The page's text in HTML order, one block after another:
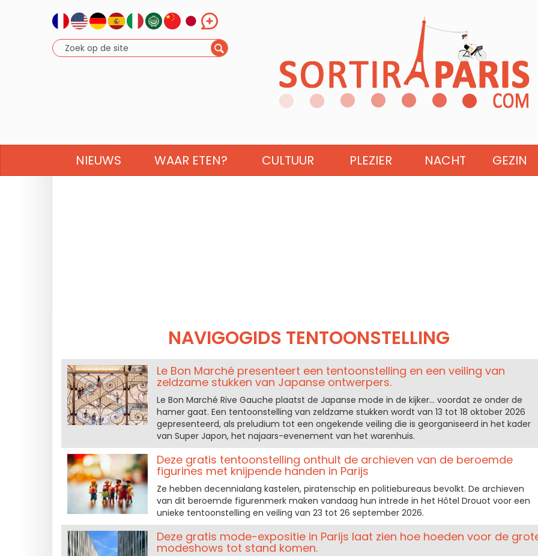
NIEUWS WAAR ETEN? CULTUUR PLEZIER NACHT GEZIN
NAVIGOGIDS TENTOONSTELLING
Le Bon Marché presenteert een tentoonstelling en een veiling van
zeldzame stukken van Japanse ontwerpers.
Le Bon Marché Rive Gauche plaatst de Japanse mode in de kijker... voordat ze onder de
hamer gaat. Een tentoonstelling van zeldzame stukken wordt van 13 tot 18 oktober 2026
gepresenteerd, als preludium tot een ongekende veiling die is georganiseerd in het kader
van Super Japon, het najaars-evenement van het warenhuis.
Deze gratis tentoonstelling onthult de archieven van de beroemde
figurines met knijpende handen in Parijs
Ze hebben decennialang kastelen, piratenschip en politiebureaus bevolkt. De archieven
van dit beroemde figurenmerk maken vandaag hun intrede in het Hôtel Drouot voor een
unieke tentoonstelling en veiling van 23 tot 26 september 2026.
Deze gratis mode-expositie in Parijs laat zien hoe hoeden voor de
modeshows tot stand komen.